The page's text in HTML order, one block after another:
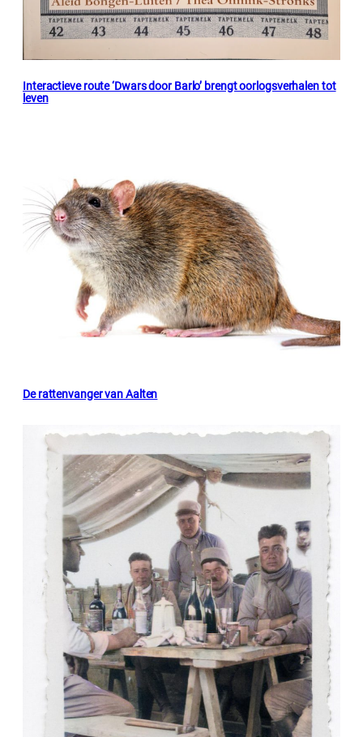
Interactieve route ‘Dwars door Barlo’ brengt oorlogsverhalen tot
leven
De rattenvanger van Aalten